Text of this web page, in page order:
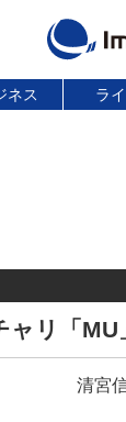
ネス ラ
ャリ「
清宮